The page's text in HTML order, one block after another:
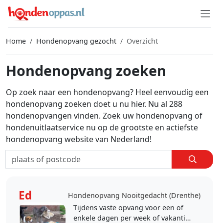
Home Hondenopvang gezocht Overzicht
Hondenopvang zoeken
Op zoek naar een hondenopvang? Heel eenvoudig een
hondenopvang zoeken doet u nu hier. Nu al 288
hondenopvangen vinden. Zoek uw hondenopvang of
hondenuitlaatservice nu op de grootste en actiefste
hondenopvang website van Nederland!
Ed Hondenopvang Nooitgedacht (Drenthe)
Tijdens vaste opvang voor een of
enkele dagen per week of vakanties